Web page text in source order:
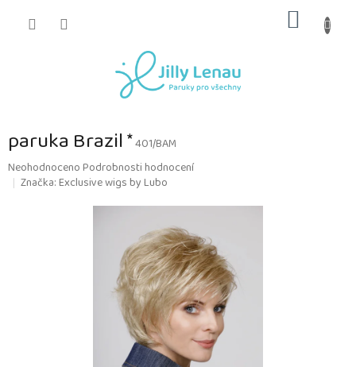
KOŠÍK
paruka Brazil *401/BAM
Průměrné
hodnocení
NeohodnocenoPodrobnosti hodnocení
Značka:Exclusive wigs by Lubo